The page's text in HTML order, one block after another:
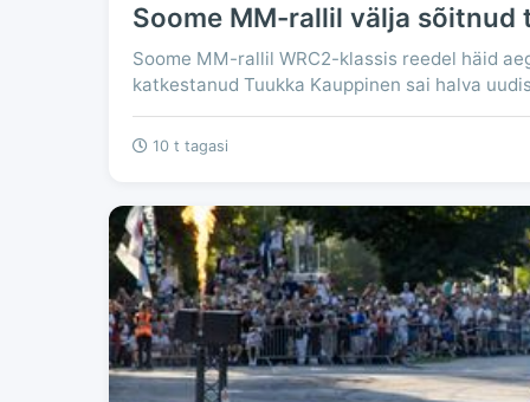
Soome MM-rallil välja
Soome MM-rallil WRC2-klassis reedel häid
katkestanud Tuukka Kauppinen sai halva
10 t tagasi